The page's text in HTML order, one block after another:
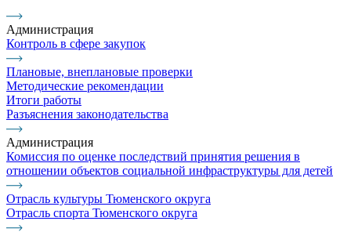
Администрация
Контроль в сфере закупок
Плановые, внеплановые проверки
Методические рекомендации
Итоги работы
Разъяснения законодательства
Администрация
Комиссия по оценке последствий принятия решения в
отношении объектов социальной инфраструктуры для детей
Отрасль культуры Тюменского округа
Отрасль спорта Тюменского округа